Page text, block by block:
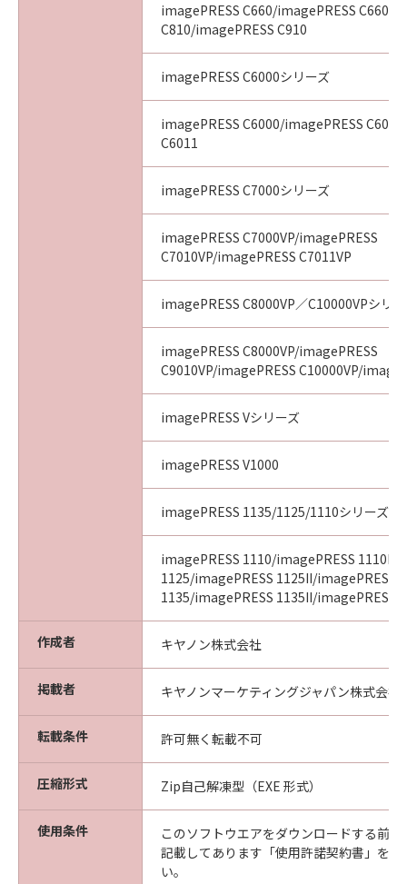
imagePRESS C660/imagePRESS
C810/imagePRESS C910
imagePRESS C6000シリーズ
imagePRESS C6000/imagePRESS
C6011
imagePRESS C7000シリーズ
imagePRESS C7000VP/imagePRESS
C7010VP/imagePRESS C7011VP
imagePRESS C8000VP／C10000VPシリ
imagePRESS C8000VP/imagePRESS
C9010VP/imagePRESS C10000VP/
imagePRESS Vシリーズ
imagePRESS V1000
imagePRESS 1135/1125/1110シリーズ
imagePRESS 1110/imagePRESS 1110II/
1125/imagePRESS 1125II/imagePRESS
1135/imagePRESS 1135II/imagePRESS
作成者 キヤノン株式会社
掲載者 キヤノンマーケティングジャパン株式会社
転載条件 許可無く転載不可
圧縮形式 Zip自己解凍型（EXE 形式）
使用条件
このソフトウエアをダウンロードする前
記載してあります「使用許諾契約書」を
い。